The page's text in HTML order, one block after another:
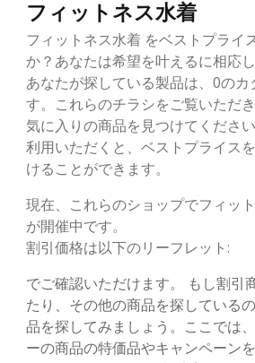
フィットネス水着
フィットネス水着 をベストプライ
か？あなたは希望を叶えるに相応
あなたが探している製品は、0のカ
す。これらのチラシをご覧いただ
気に入りの商品を見つけてください
利用いただくと、ベストプライス
けることができます。
現在、これらのショップでフィッ
が開催中です。
割引価格は以下のリーフレット:
でご確認いただけます。 もし割引
たり、その他の商品を探している
品を探してみましょう。ここでは
ーの商品の特価品やキャンペーン